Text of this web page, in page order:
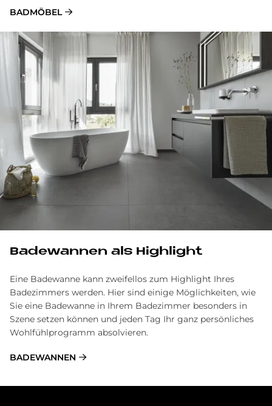
BADMÖBEL
Badewannen als Highlight
Eine Badewanne kann zweifellos zum Highlight Ihres
Badezimmers werden. Hier sind einige Möglichkeiten, wie
Sie eine Badewanne in Ihrem Badezimmer besonders in
Szene setzen können und jeden Tag Ihr ganz persönliches
Wohlfühlprogramm absolvieren.
BADEWANNEN